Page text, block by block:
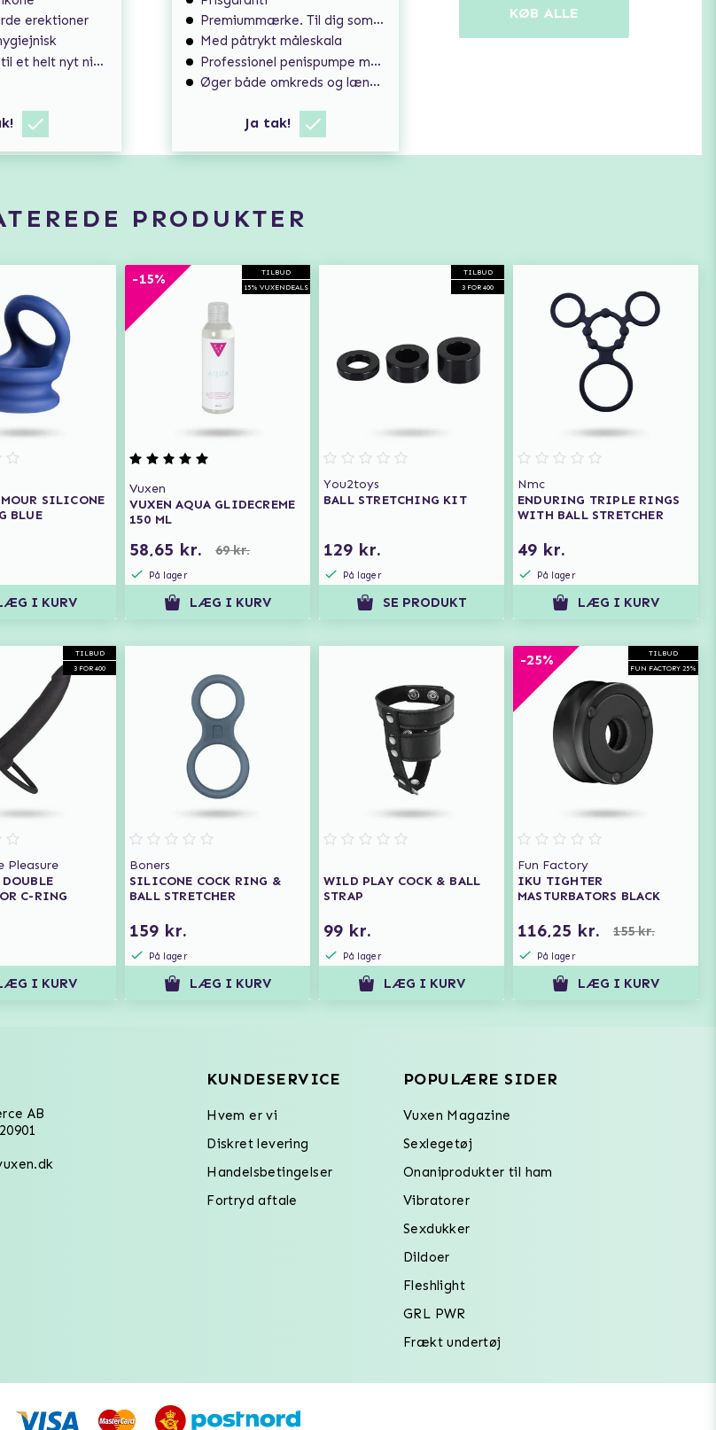
erektioner
helt nyt niveau!
Premiummærke. Til dig som søger ekstra høj kvalitet.
Med påtrykt måleskala
Professionel penispumpe med permanent resultat
Øger både omkreds og længde på din penis
Ja tak!
KØB ALLE
PRODUKTER
SILICONE
BLUE
I KURV
TILBUD
15% VUXENDEALS
-15%
Vuxen
VUXEN AQUA GLIDECREME
150 ML
58,65 kr. 69 kr.
På lager
LÆG I KURV
TILBUD
3 FOR 400
You2toys
BALL STRETCHING KIT
129 kr.
På lager
SE PRODUKT
Nmc
ENDURING TRIPLE RINGS
WITH BALL STRETCHER
49 kr.
På lager
LÆG I KURV
TILBUD
3 FOR 400
Pleasure
C-RING
I KURV
Boners
SILICONE COCK RING &
BALL STRETCHER
159 kr.
På lager
LÆG I KURV
WILD PLAY COCK & BALL
STRAP
99 kr.
På lager
LÆG I KURV
TILBUD
FUN FACTORY 25%
-25%
Fun Factory
IKU TIGHTER
MASTURBATORS BLACK
116,25 kr. 155 kr.
På lager
LÆG I KURV
AB
KUNDESERVICE
Hvem er vi
Diskret levering
Handelsbetingelser
Fortryd aftale
POPULÆRE SIDER
Vuxen Magazine
Sexlegetøj
Onaniprodukter til ham
Vibratorer
Sexdukker
Dildoer
Fleshlight
GRL PWR
Frækt undertøj